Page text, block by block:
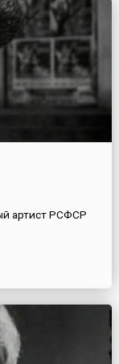
артист РСФСР